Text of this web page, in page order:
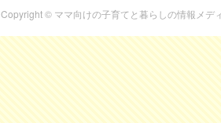
Copyright © ママ向けの子育てと暮らしの情報メデ